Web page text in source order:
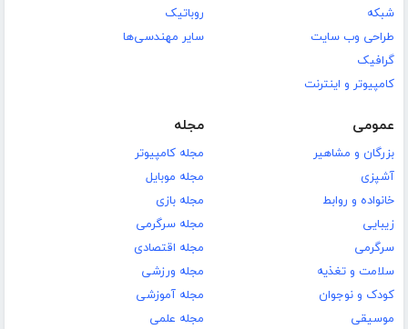
شبکه
طراحی وب سایت
گرافیک
کامپیوتر و اینترنت
روباتیک
سایر مهندسی‌ها
عمومی
بزرگان و مشاهیر
آشپزی
خانواده و روابط
زیبایی
سرگرمی
سلامت و تغذیه
کودک و نوجوان
موسیقی
مجله
مجله کامپیوتر
مجله موبایل
مجله بازی
مجله سرگرمی
مجله اقتصادی
مجله ورزشی
مجله آموزشی
مجله علمی